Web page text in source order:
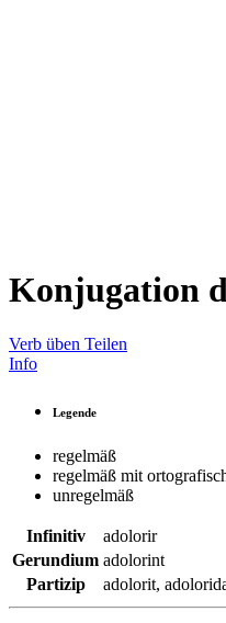
Konjugation
Verb üben Teilen
Info
Legende
regelmäß
regelmäß mit
unregelmäß
Infinitiv
adolorir
Gerundium adolorint
Partizip
adolorit,